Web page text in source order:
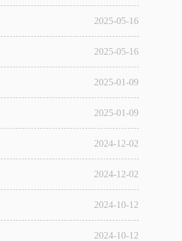
2025-05-16
2025-05-16
2025-01-09
2025-01-09
2024-12-02
2024-12-02
2024-10-12
2024-10-12